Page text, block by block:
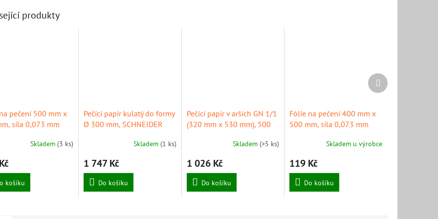
produkty
pečení 500 mm x
síla 0,073 mm
Skladem (3 ks)
košíku
Pečící papír kulatý do formy
Ø 300 mm, SCHNEIDER
Skladem (1 ks)
1 747 Kč
Do košíku
Pečící papír v arších GN 1/1
(320 mm x 530 mm), 500
Skladem(>5 ks)
1 026 Kč
Do košíku
Fólie na pečení 400 mm x
500 mm, síla 0,073 mm
Skladem u výrobce
119 Kč
Do košíku
Další
produkt